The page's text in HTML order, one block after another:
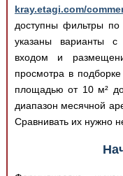
kray.etagi.com/
доступны фильтры
указаны варианты
входом и
просмотра в
площадью от 10 м²
диапазон месячной
Сравнивать их нужно